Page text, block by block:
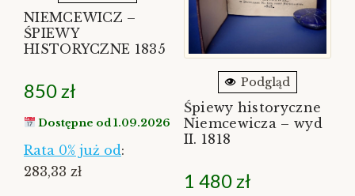
NIEMCEWICZ –
ŚPIEWY
HISTORYCZNE 1835
850 zł
Dostępne od 1.09.2026
Rata 0% już od :
283,33 zł
Podgląd
Śpiewy historyczne
Niemcewicza – wyd
II. 1818
1 480zł